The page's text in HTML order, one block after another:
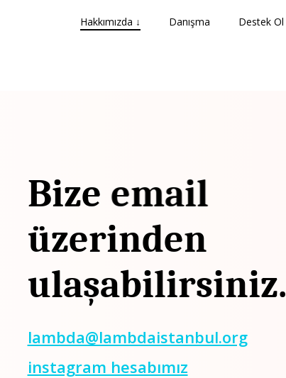
Hakkımızda ↓ Danışma Destek Ol
Bize email
üzerinden
ulaşabilirsiniz.
lambda@lambdaistanbul.org
instagram hesabımız